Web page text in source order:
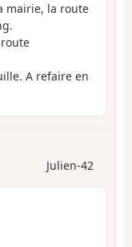
mairie, la route
A refaire en
Julien-42